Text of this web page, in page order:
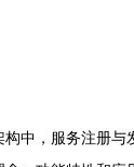
构中，服务注册与